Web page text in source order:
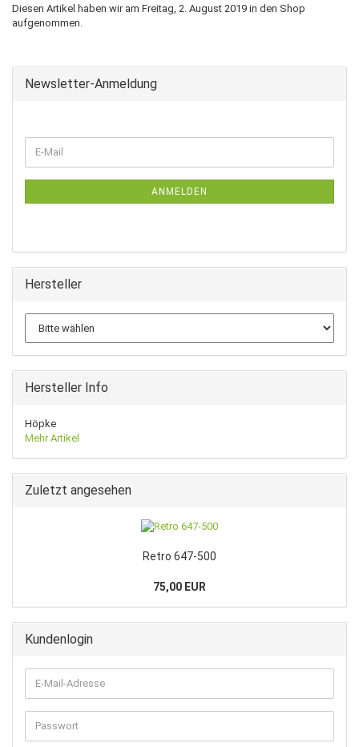
Diesen Artikel haben wir am Freitag, 2. August 2019 in den Shop
aufgenommen.
Newsletter-Anmeldung
ZUR
NEWSLETTER-
E-
Mail
ANMELDEN
Hersteller
Hersteller Info
Höpke
Mehr Artikel
Zuletzt angesehen
Retro 647-500
75,00 EUR
Kundenlogin
E-
Mail-
Adresse
Passwort